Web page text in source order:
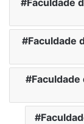
Faculdade